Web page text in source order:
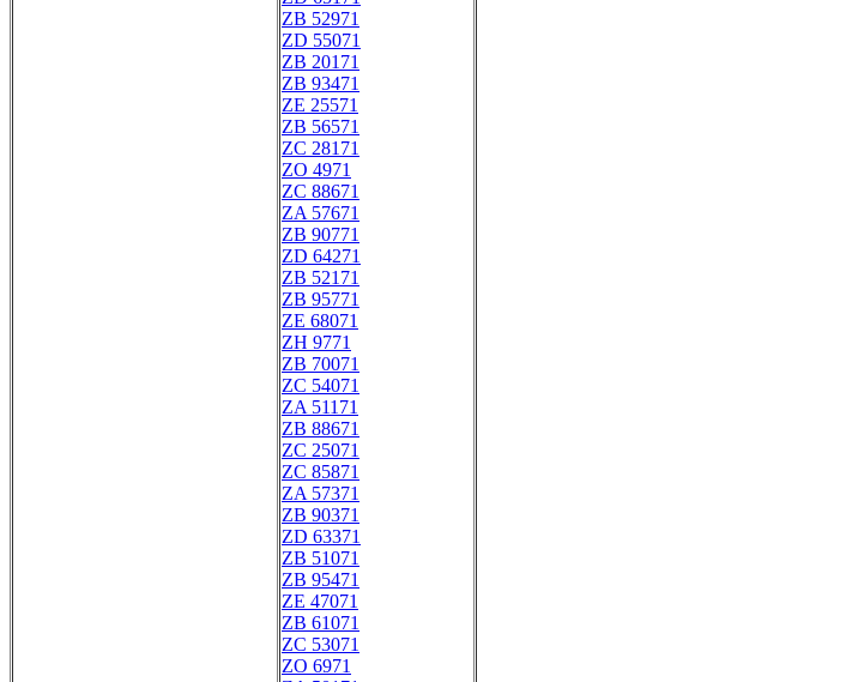
ZB 52971
ZD 55071
ZB 20171
ZB 93471
ZE 25571
ZB 56571
ZC 28171
ZO 4971
ZC 88671
ZA 57671
ZB 90771
ZD 64271
ZB 52171
ZB 95771
ZE 68071
ZH 9771
ZB 70071
ZC 54071
ZA 51171
ZB 88671
ZC 25071
ZC 85871
ZA 57371
ZB 90371
ZD 63371
ZB 51071
ZB 95471
ZE 47071
ZB 61071
ZC 53071
ZO 6971